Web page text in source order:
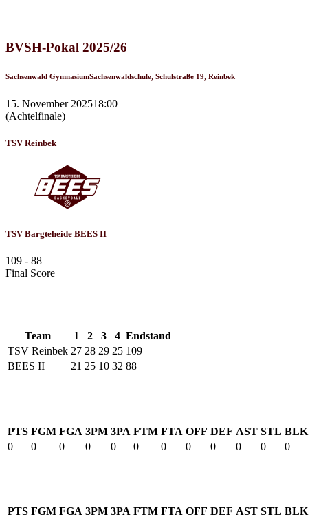
BVSH-Pokal 2025/26
Sachsenwald GymnasiumSachsenwaldschule, Schulstraße 19, Reinbek
15. November 202518:00
(Achtelfinale)
TSV Reinbek
TSV Bargteheide BEES II
109 - 88
Final Score
Team 1 2 3 4 Endstand
TSV Reinbek 27 28 29 25 109
BEES II
21 25 10 32 88
PTS FGM FGA 3PM 3PA FTM FTA OFF DEF AST STL BLK
0
0 0 0 0 0 0 0 0 0 0 0
PTS FGM FGA 3PM 3PA FTM FTA OFF DEF AST STL BLK